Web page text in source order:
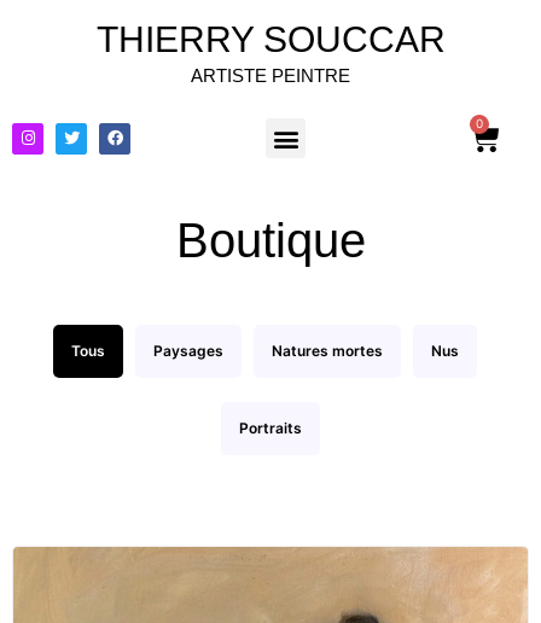
THIERRY SOUCCAR
ARTISTE PEINTRE
0
Boutique
Tous Paysages Natures mortes Nus
Portraits